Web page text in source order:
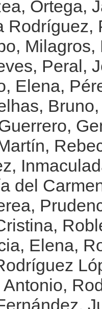
, Ortega,
Rodríguez,
Milagros,
, Peral,
Elena,
Bruno
del
,
Elena,
,